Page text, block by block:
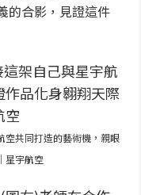
的合影，見證這件
空共同打造的藝術機，親眼
星宇航空